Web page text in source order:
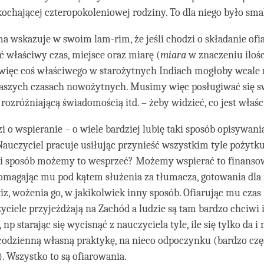
czteropokoleniowej rodziny. To dla niego było
wskazuje w swoim lam-rim, że jeśli chodzi o składanie
właściwy czas, miejsce oraz miarę (miaraw znaczeniu
coś właściwego w starożytnych Indiach mogłoby wcale
czasach nowożytnych. Musimy więc posługiwać się
świadomością itd. – żeby widzieć, co jest
o wspieranie – o wiele bardziej lubię taki sposób
pracuje usiłując przynieść wszystkim tyle
sposób możemy to wesprzeć? Możemy wspierać to
mu pod kątem służenia za tłumacza, gotowania dla
wożenia go, w jakikolwiek inny sposób. Ofiarując mu
przyjeżdżają na Zachód a ludzie są tam bardzo chciwi
starając się wycisnąć z nauczyciela tyle, ile się tylko da i
własną praktykę, na nieco odpoczynku (bardzo
Wszystko to są ofiarowania.